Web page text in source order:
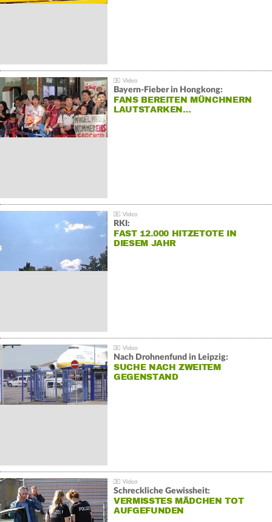
Bayern-Fieber in Hongkong:
FANS BEREITEN MÜNCHNERN
LAUTSTARKEN…
RKI:
FAST 12.000 HITZETOTE IN
DIESEM JAHR
Nach Drohnenfund in Leipzig:
SUCHE NACH ZWEITEM
GEGENSTAND
Schreckliche Gewissheit:
VERMISSTES MÄDCHEN TOT
AUFGEFUNDEN